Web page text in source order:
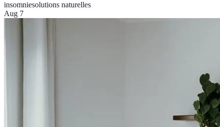
insomniesolutions naturelles
Aug 7